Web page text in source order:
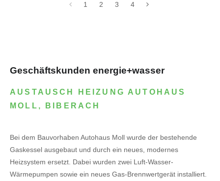
1 2 3 4
Geschäftskunden energie+wasser
AUSTAUSCH HEIZUNG AUTOHAUS
MOLL, BIBERACH
Bei dem Bauvorhaben Autohaus Moll wurde der bestehende
Gaskessel ausgebaut und durch ein neues, modernes
Heizsystem ersetzt. Dabei wurden zwei Luft-Wasser-
Wärmepumpen sowie ein neues Gas-Brennwertgerät installiert.